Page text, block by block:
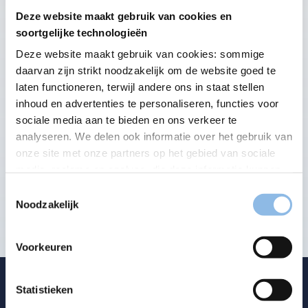
Deze website maakt gebruik van cookies en
soortgelijke technologieën
Deze website maakt gebruik van cookies: sommige
daarvan zijn strikt noodzakelijk om de website goed te
laten functioneren, terwijl andere ons in staat stellen
inhoud en advertenties te personaliseren, functies voor
sociale media aan te bieden en ons verkeer te
analyseren. We delen ook informatie over het gebruik van
onze site met onze partners op het gebied van sociale
verstrekt of die zij hebben verzameld tijdens uw gebruik
Lees meer over ons cookiebeleid.
U kunt uw cookievoorkeuren aangeven via een van de
onderstaande knoppen.
of uw toestemming intrekken door op de knop linksonder
op de pagina te klikken. Houd er rekening mee dat als u
Noodzakelijk
Voorkeuren
Statistieken
Onze estate planners
Op cruciale momenten in uw leven begeleiden wij u met